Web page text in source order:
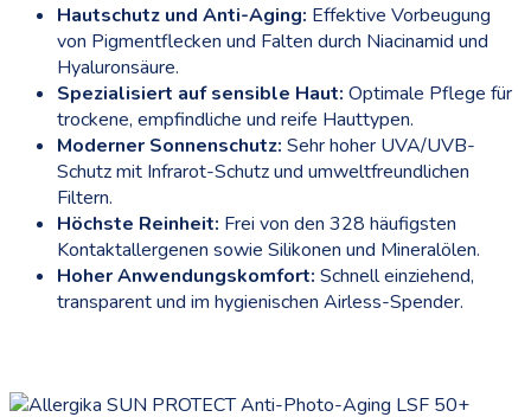
Hautschutz und Anti-Aging: Effektive Vorbeugung
von Pigmentflecken und Falten durch Niacinamid und
Hyaluronsäure.
Spezialisiert auf sensible Haut: Optimale Pflege für
trockene, empfindliche und reife Hauttypen.
Moderner Sonnenschutz: Sehr hoher UVA/UVB-
Schutz mit Infrarot-Schutz und umweltfreundlichen
Filtern.
Höchste Reinheit: Frei von den 328 häufigsten
Kontaktallergenen sowie Silikonen und Mineralölen.
Hoher Anwendungskomfort: Schnell einziehend,
transparent und im hygienischen Airless-Spender.